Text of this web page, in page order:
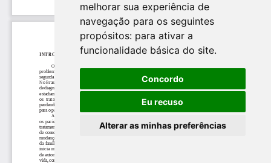
melhorar sua experiência de
navegação para os seguintes
propósitos: para ativar a
funcionalidade básica do site.
Concordo
Eu recuso
Alterar as minhas preferências